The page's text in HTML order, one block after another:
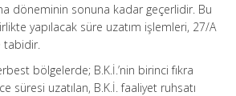
döneminin sonuna kadar geçerlidir. Bu
yapılacak süre uzatım işlemleri, 27/A
tabidir.
bölgelerde; B.K.İ.’nin birinci fıkra
süresi uzatılan, B.K.İ. faaliyet ruhsatı